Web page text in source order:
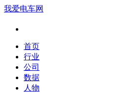
我爱电车网
首页
行业
公司
数据
人物